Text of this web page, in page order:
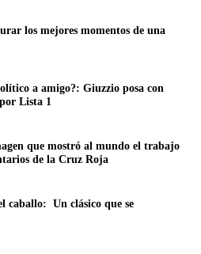
los mejores momentos de una
a amigo?: Giuzzio posa con
Lista 1
que mostró al mundo el trabajo
de la Cruz Roja
caballo:  Un clásico que se